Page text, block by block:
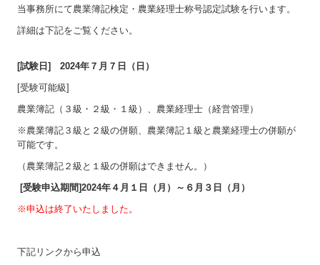
当事務所にて農業簿記検定・農業経理士称号認定試験を行います。
詳細は下記をご覧ください。
[試験日] 2024年７月７日（日）
[受験可能級]
農業簿記（３級・２級・１級）、農業経理士（経営管理）
※農業簿記３級と２級の併願、農業簿記１級と農業経理士の併願が
可能です。
（農業簿記２級と１級の併願はできません。）
[受験申込期間]2024年４月１日（月）～６月３日（月）
※申込は終了いたしました。
下記リンクから申込